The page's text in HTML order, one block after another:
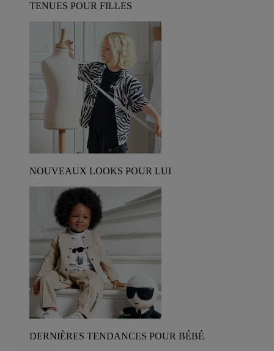
TENUES POUR FILLES
NOUVEAUX LOOKS POUR LUI
DERNIÈRES TENDANCES POUR BÉBÉ